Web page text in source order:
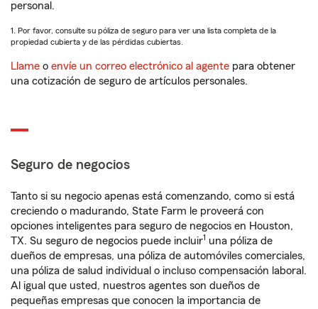
personal.
1. Por favor, consulte su póliza de seguro para ver una lista completa de la
propiedad cubierta y de las pérdidas cubiertas.
Llame o envíe un correo electrónico al agente para obtener
una cotización de seguro de artículos personales.
Seguro de negocios
Tanto si su negocio apenas está comenzando, como si está
creciendo o madurando, State Farm le proveerá con
opciones inteligentes para seguro de negocios en Houston,
TX. Su seguro de negocios puede incluir1 una póliza de
dueños de empresas, una póliza de automóviles comerciales,
una póliza de salud individual o incluso compensación laboral.
Al igual que usted, nuestros agentes son dueños de
pequeñas empresas que conocen la importancia de